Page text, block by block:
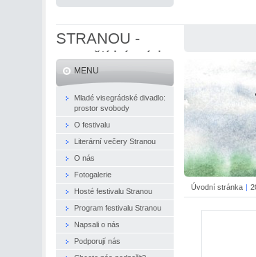
STRANOU -
evropští básníci
naživo
Úvodní stránka |
MENU
Mladé visegrádské divadlo:
prostor svobody
O festivalu
Literární večery Stranou
O nás
Fotogalerie
Hosté festivalu Stranou
Program festivalu Stranou
Napsali o nás
Podporují nás